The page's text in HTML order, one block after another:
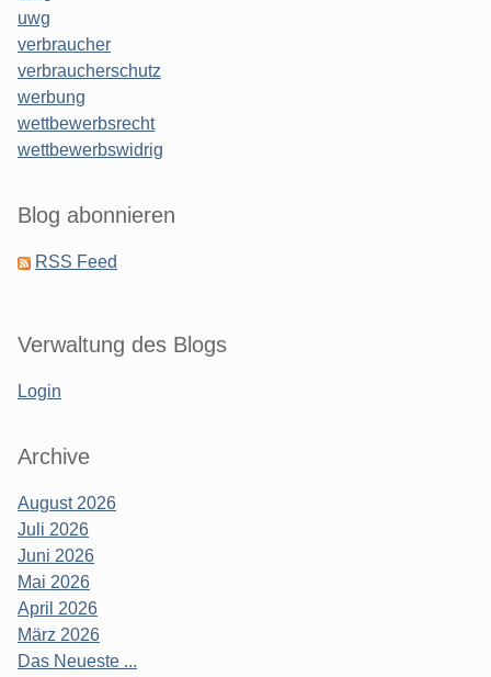
uwg
verbraucher
verbraucherschutz
werbung
wettbewerbsrecht
wettbewerbswidrig
Blog abonnieren
RSS Feed
Verwaltung des Blogs
Login
Archive
August 2026
Juli 2026
Juni 2026
Mai 2026
April 2026
März 2026
Das Neueste ...